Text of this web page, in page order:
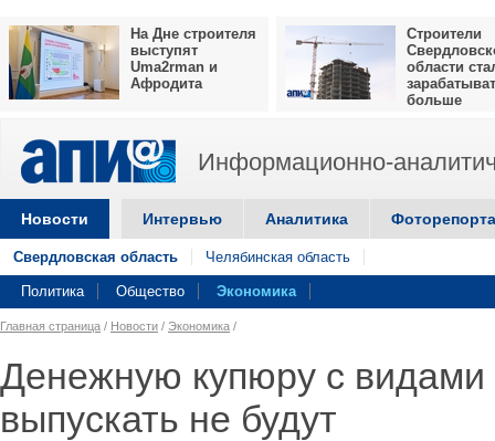
На Дне строителя
выступят
Uma2rman и
Афродита
Строители
области
больше
Информационно-
Новости Интервью Аналитика
Свердловская область Челябинская область
Политика Общество Экономика
Главная страница / Новости / Экономика /
Денежную купюру с видами
выпускать не будут